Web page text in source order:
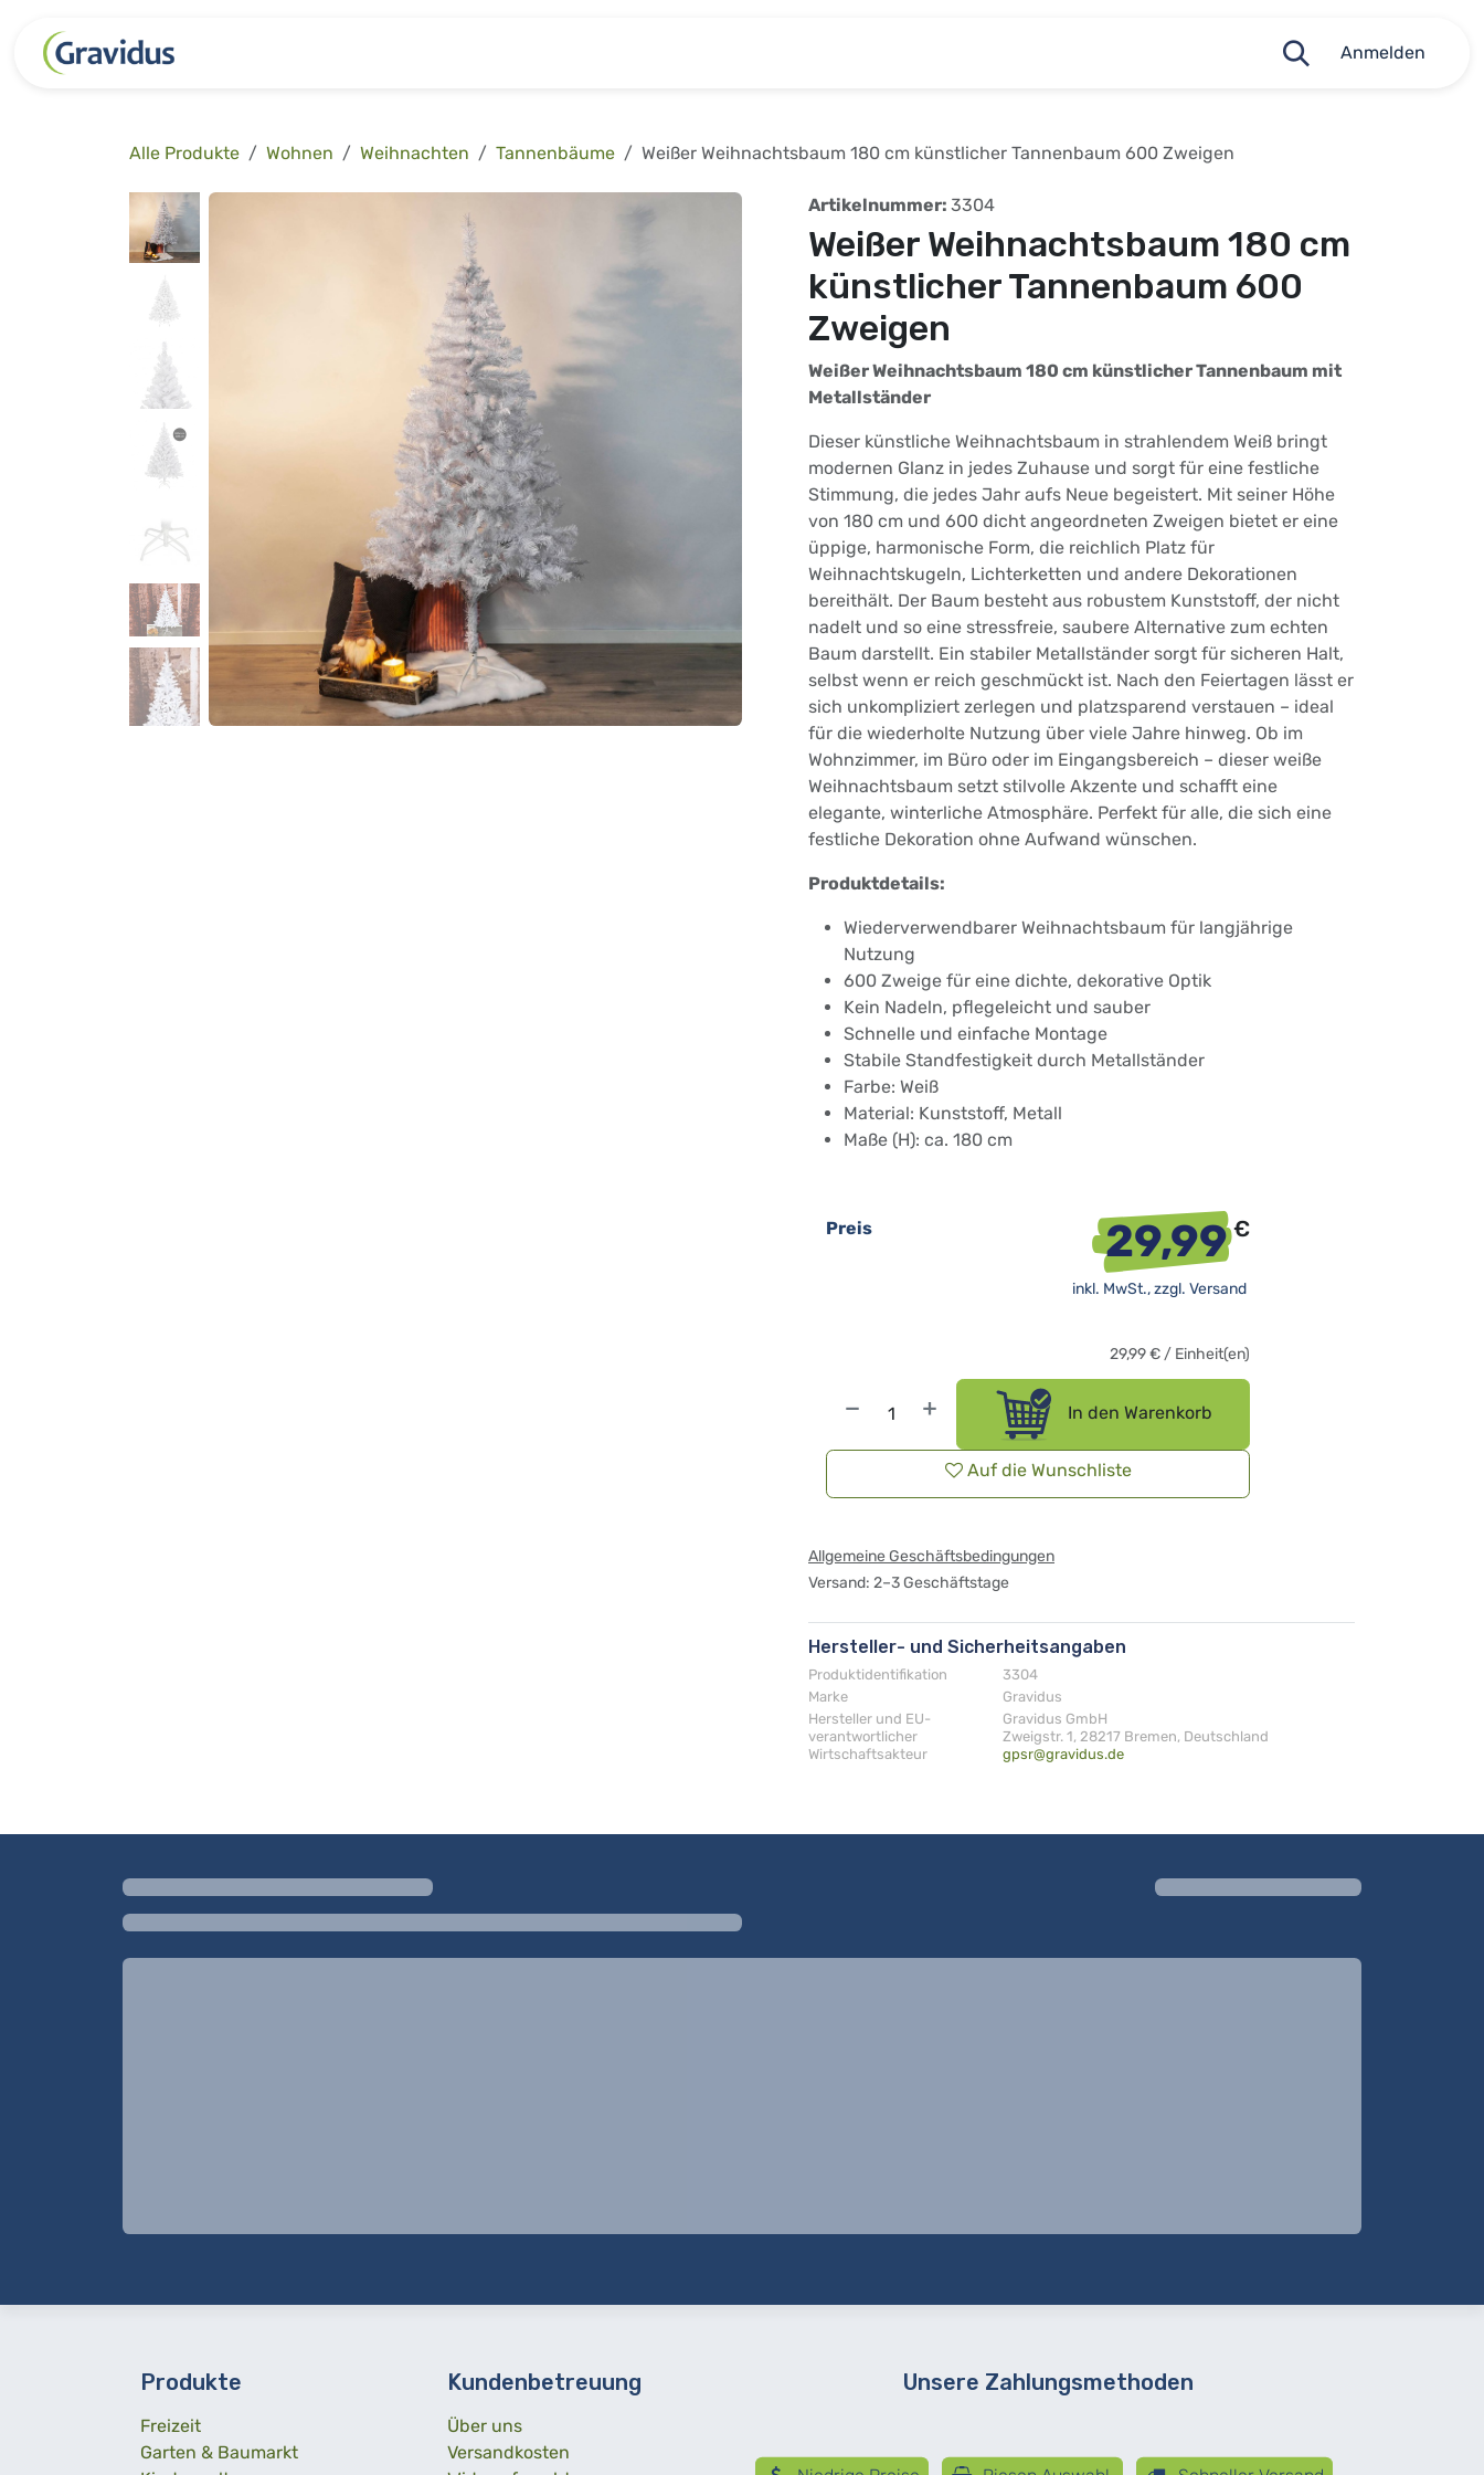
Anmelden
Alle Produkte Wohnen Weihnachten Tannenbäume Weißer Weihnachtsbaum 180 cm künstlicher Tannenbaum 600 Zweigen
Artikelnummer: 3304
Weißer Weihnachtsbaum 180 cm
künstlicher Tannenbaum 600
Zweigen
Weißer Weihnachtsbaum 180 cm künstlicher Tannenbaum mit
Metallständer
Dieser künstliche Weihnachtsbaum in strahlendem Weiß bringt
modernen Glanz in jedes Zuhause und sorgt für eine festliche
Stimmung, die jedes Jahr aufs Neue begeistert. Mit seiner Höhe
von 180 cm und 600 dicht angeordneten Zweigen bietet er eine
üppige, harmonische Form, die reichlich Platz für
Weihnachtskugeln, Lichterketten und andere Dekorationen
bereithält. Der Baum besteht aus robustem Kunststoff, der nicht
nadelt und so eine stressfreie, saubere Alternative zum echten
Baum darstellt. Ein stabiler Metallständer sorgt für sicheren Halt,
selbst wenn er reich geschmückt ist. Nach den Feiertagen lässt er
sich unkompliziert zerlegen und platzsparend verstauen – ideal
für die wiederholte Nutzung über viele Jahre hinweg. Ob im
Wohnzimmer, im Büro oder im Eingangsbereich – dieser weiße
Weihnachtsbaum setzt stilvolle Akzente und schafft eine
elegante, winterliche Atmosphäre. Perfekt für alle, die sich eine
festliche Dekoration ohne Aufwand wünschen.
Produktdetails:
Wiederverwendbarer Weihnachtsbaum für langjährige
Nutzung
600 Zweige für eine dichte, dekorative Optik
Kein Nadeln, pflegeleicht und sauber
Schnelle und einfache Montage
Stabile Standfestigkeit durch Metallständer
Farbe: Weiß
Material: Kunststoff, Metall
Maße (H): ca. 180 cm
In den Warenkorb
Auf die Wunschliste
Preis 29,99€
inkl. MwSt., zzgl. Versand
29,99€/ Einheit(en)
Allgemeine Geschäftsbedingungen
Versand: 2–3 Geschäftstage
Hersteller- und Sicherheitsangaben
Produktidentifikation
3304
Marke
Gravidus
Hersteller und EU-
verantwortlicher
Wirtschaftsakteur
Gravidus GmbH
Zweigstr. 1, 28217 Bremen, Deutschland
gpsr@gravidus.de
Produkte
Freizeit
Garten & Baumarkt
Kundenbetreuung
Über uns
Versandkosten
Unsere Zahlungsmethoden